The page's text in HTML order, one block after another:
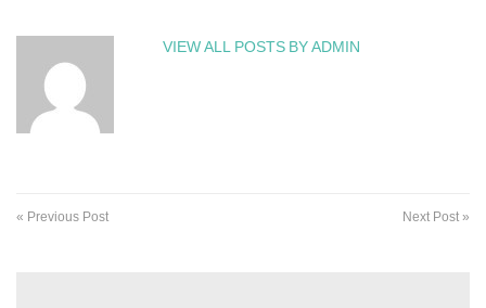
VIEW ALL POSTS BY ADMIN
« Previous Post Next Post »